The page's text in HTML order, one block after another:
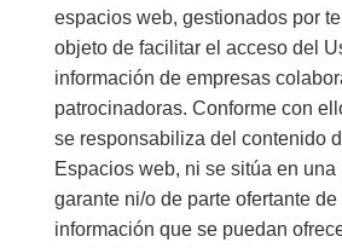
espacios web, gestionados por
objeto de facilitar el acceso del
información de empresas
patrocinadoras. Conforme con
se responsabiliza del contenido
Espacios web, ni se sitúa en
garante ni/o de parte ofertante
información que se puedan